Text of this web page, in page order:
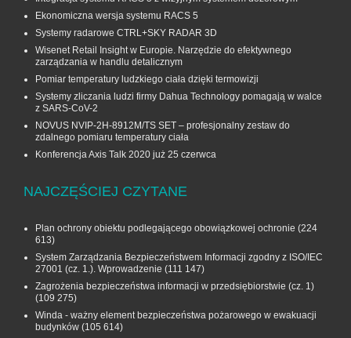
Ekonomiczna wersja systemu RACS 5
Systemy radarowe CTRL+SKY RADAR 3D
Wisenet Retail Insight w Europie. Narzędzie do efektywnego
zarządzania w handlu detalicznym
Pomiar temperatury ludzkiego ciała dzięki termowizji
Systemy zliczania ludzi firmy Dahua Technology pomagają w walce
z SARS-CoV-2
NOVUS NVIP-2H-8912M/TS SET – profesjonalny zestaw do
zdalnego pomiaru temperatury ciała
Konferencja Axis Talk 2020 już 25 czerwca
NAJCZĘŚCIEJ CZYTANE
Plan ochrony obiektu podlegającego obowiązkowej ochronie (224
613)
System Zarządzania Bezpieczeństwem Informacji zgodny z ISO/IEC
27001 (cz. 1.). Wprowadzenie (111 147)
Zagrożenia bezpieczeństwa informacji w przedsiębiorstwie (cz. 1)
(109 275)
Winda - ważny element bezpieczeństwa pożarowego w ewakuacji
budynków (105 614)